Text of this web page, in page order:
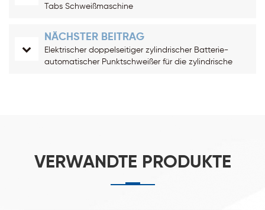
Tabs Schweißmaschine
NÄCHSTER BEITRAG
Elektrischer doppelseitiger zylindrischer Batterie-
automatischer Punktschweißer für die zylindrische
VERWANDTE PRODUKTE